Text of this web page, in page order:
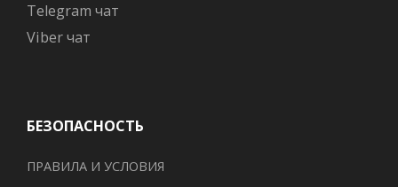
Telegram чат
Viber чат
БЕЗОПАСНОСТЬ
ПРАВИЛА И УСЛОВИЯ